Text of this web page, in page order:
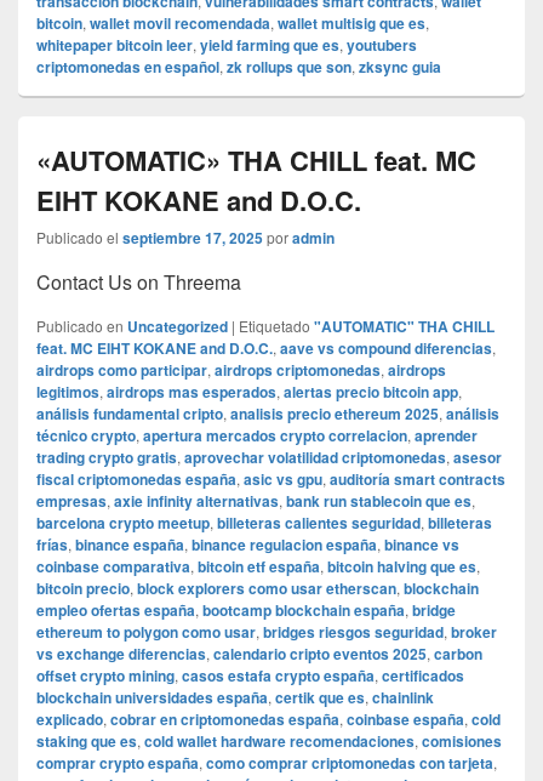
bitcoin, wallet movil recomendada, wallet multisig que es,
whitepaper bitcoin leer, yield farming que es, youtubers
criptomonedas en español, zk rollups que son, zksync guia
«AUTOMATIC» THA CHILL feat. MC
EIHT KOKANE and D.O.C.
Publicado el septiembre 17, 2025poradmin
Contact Us on Threema
Publicado en Uncategorized | Etiquetado "AUTOMATIC" THA CHILL
feat. MC EIHT KOKANE and D.O.C., aave vs compound diferencias,
airdrops como participar, airdrops criptomonedas, airdrops
legitimos, airdrops mas esperados, alertas precio bitcoin app,
análisis fundamental cripto, analisis precio ethereum 2025, análisis
técnico crypto, apertura mercados crypto correlacion, aprender
trading crypto gratis, aprovechar volatilidad criptomonedas, asesor
fiscal criptomonedas españa, asic vs gpu, auditoría smart contracts
empresas, axie infinity alternativas, bank run stablecoin que es,
barcelona crypto meetup, billeteras calientes seguridad, billeteras
frías, binance españa, binance regulacion españa, binance vs
coinbase comparativa, bitcoin etf españa, bitcoin halving que es,
bitcoin precio, block explorers como usar etherscan, blockchain
empleo ofertas españa, bootcamp blockchain españa, bridge
ethereum to polygon como usar, bridges riesgos seguridad, broker
vs exchange diferencias, calendario cripto eventos 2025, carbon
offset crypto mining, casos estafa crypto españa, certificados
blockchain universidades españa, certik que es, chainlink
explicado, cobrar en criptomonedas españa, coinbase españa, cold
staking que es, cold wallet hardware recomendaciones, comisiones
comprar crypto españa, como comprar criptomonedas con tarjeta,